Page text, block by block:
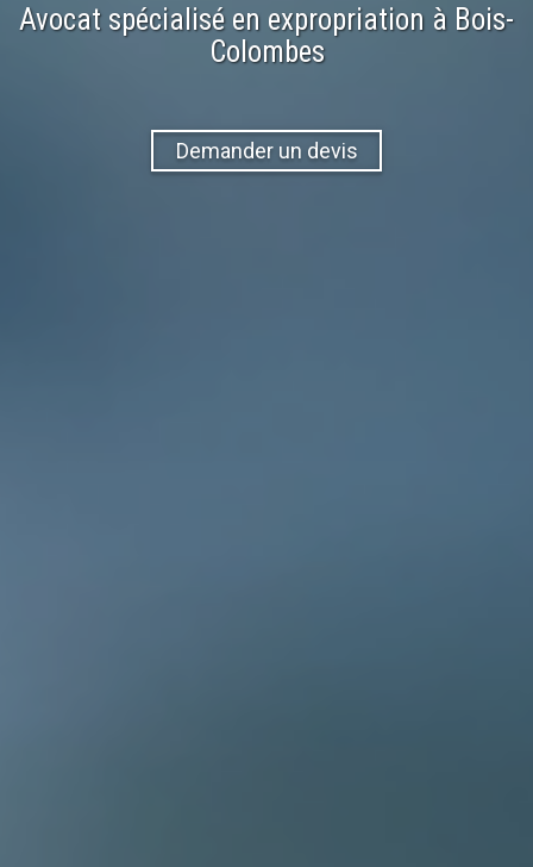
Avocat spécialisé en expropriation à Bois-
Colombes
Demander un devis